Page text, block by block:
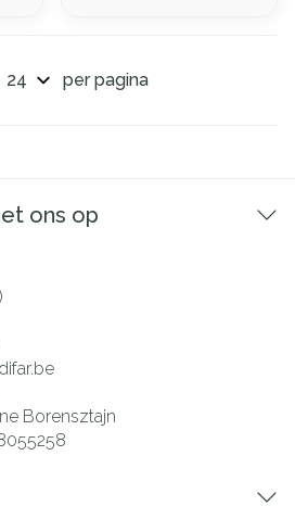
per pagina
ons op
Borensztajn